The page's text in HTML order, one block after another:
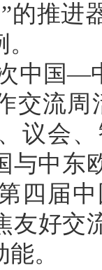
的推进
中国—
交流
议会
与中东
四届
友好
。